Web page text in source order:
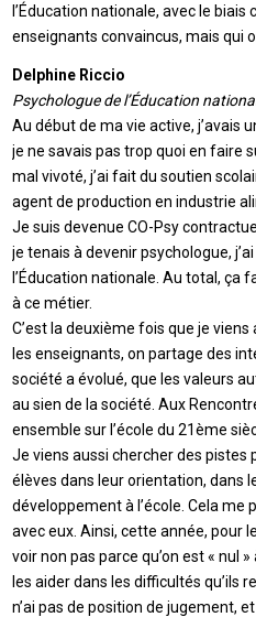
l’Éducation nationale, avec le biais
enseignants convaincus, mais qui
Delphine Riccio
Psychologue de l’Éducation
Au début de ma vie active, j’avais
je ne savais pas trop quoi en faire
mal vivoté, j’ai fait du soutien
agent de production en industrie
Je suis devenue CO-Psy
je tenais à devenir psychologue,
l’Éducation nationale. Au total, ça
à ce métier.
C’est la deuxième fois que je
les enseignants, on partage des
société a évolué, que les valeurs
au sien de la société. Aux
ensemble sur l’école du 21ème
Je viens aussi chercher des pistes
élèves dans leur orientation, dans
développement à l’école. Cela me
avec eux. Ainsi, cette année, pour
voir non pas parce qu’on est « nul
les aider dans les difficultés qu’ils
n’ai pas de position de jugement,